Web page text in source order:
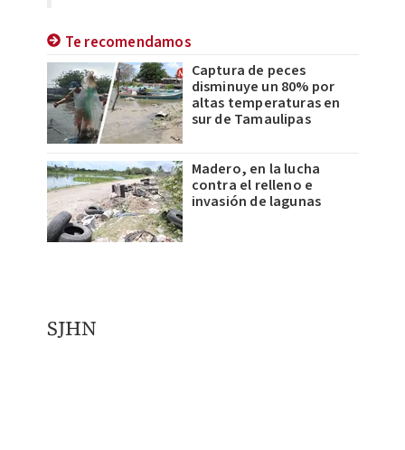
Te recomendamos
Captura de peces
disminuye un 80% por
altas temperaturas en
sur de Tamaulipas
Madero, en la lucha
contra el relleno e
invasión de lagunas
SJHN